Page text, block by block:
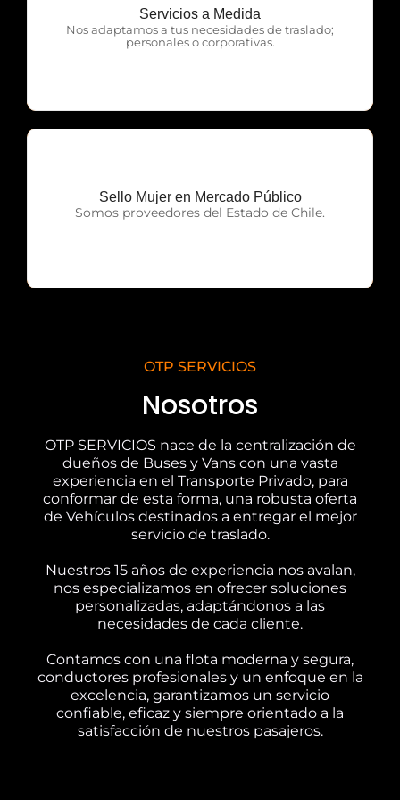
Servicios a Medida
Nos adaptamos a tus necesidades de traslado;
personales o corporativas.
OTP Servicios
Sello Mujer en Mercado Público
Somos proveedores del Estado de Chile.
OTP Servicios
OTP SERVICIOS
Nosotros
OTP SERVICIOS nace de la centralización de
dueños de Buses y Vans con una vasta
experiencia en el Transporte Privado, para
conformar de esta forma, una robusta oferta
de Vehículos destinados a entregar el mejor
servicio de traslado.
Nuestros 15 años de experiencia nos avalan,
nos especializamos en ofrecer soluciones
personalizadas, adaptándonos a las
necesidades de cada cliente.
Contamos con una flota moderna y segura,
conductores profesionales y un enfoque en la
excelencia, garantizamos un servicio
confiable, eficaz y siempre orientado a la
satisfacción de nuestros pasajeros.